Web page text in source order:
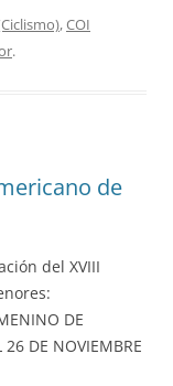
,COI
.
de
del XVIII
DE
26 DE NOVIEMBRE